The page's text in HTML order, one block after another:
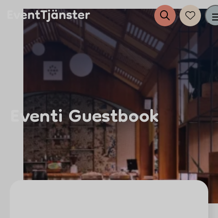
Tjänster
Eventplanering
Anslut dig till EventTjänster
Eventi Guestbook